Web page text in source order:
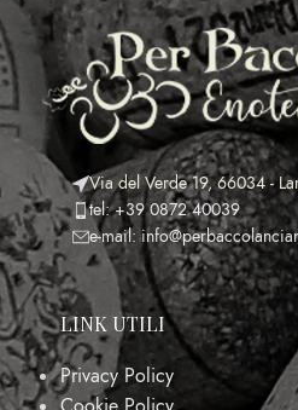
Via del Verde 19, 66034 -
tel: +39 0872 40039
e-mail:
LINK UTILI
Privacy Policy